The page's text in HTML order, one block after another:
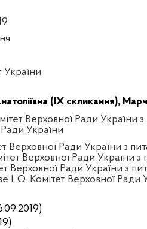
України
(IX скликання),
Верховної Ради України з
України
Верховної Ради України з
Верховної Ради України з
Верховної Ради України з
О. Комітет Верховної Ради